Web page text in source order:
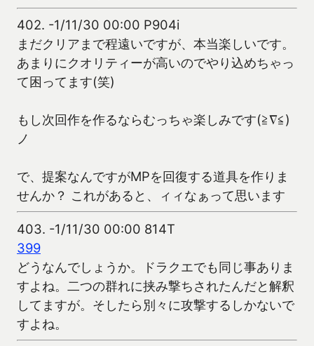
402. -1/11/30 00:00 P904i
まだクリアまで程遠いですが、本当楽しいです。
あまりにクオリティーが高いのでやり込めちゃっ
て困ってます(笑)
もし次回作を作るならむっちゃ楽しみです(≧∇≦)
ノ
で、提案なんですがMPを回復する道具を作りま
せんか？ これがあると、ィィなぁって思います
403. -1/11/30 00:00 814T
399
どうなんでしょうか。ドラクエでも同じ事ありま
すよね。二つの群れに挟み撃ちされたんだと解釈
してますが。そしたら別々に攻撃するしかないで
すよね。